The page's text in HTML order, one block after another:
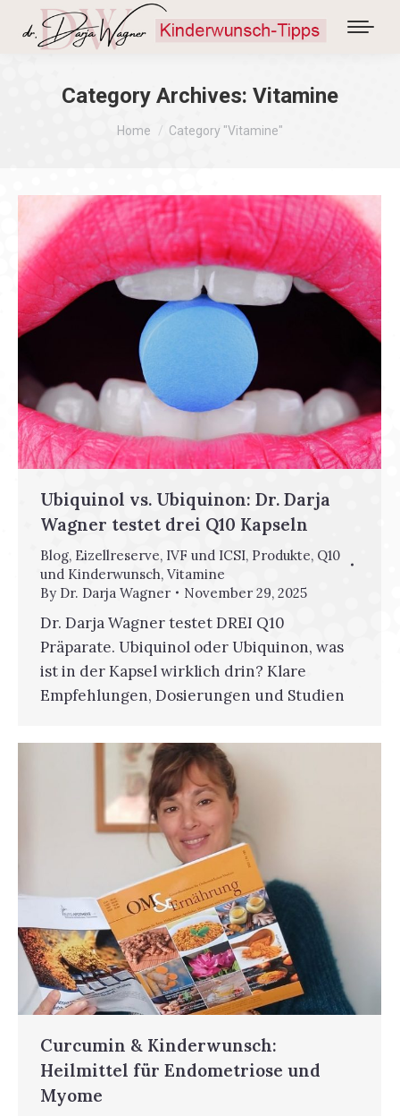
Category Archives: Vitamine
You are here:
Home Category "Vitamine"
Ubiquinol vs. Ubiquinon: Dr. Darja
Wagner testet drei Q10 Kapseln
Blog, Eizellreserve, IVF und ICSI, Produkte, Q10
und Kinderwunsch, Vitamine
By Dr. Darja Wagner November 29, 2025
Dr. Darja Wagner testet DREI Q10
Präparate. Ubiquinol oder Ubiquinon, was
ist in der Kapsel wirklich drin? Klare
Empfehlungen, Dosierungen und Studien
Curcumin & Kinderwunsch:
Heilmittel für Endometriose und
Myome